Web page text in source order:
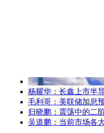
杨耀华：长鑫上市半
毛利哥：美联储加息
归晓鹏：震荡中的二
吴道鹏：当前市场各